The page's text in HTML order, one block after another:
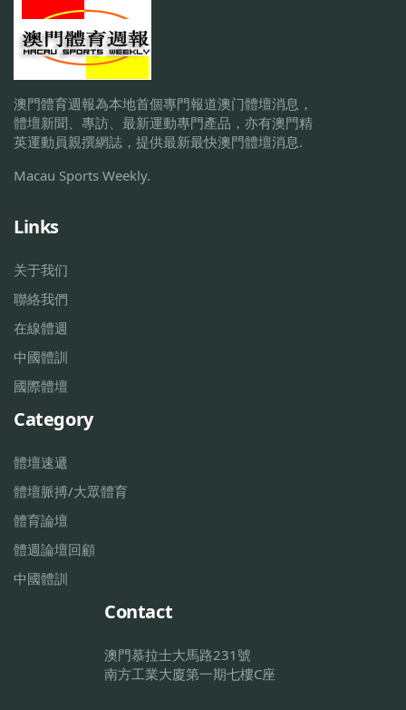
澳門體育週報為本地首個專門報道澳门體壇消息，
體壇新聞、專訪、最新運動專門產品，亦有澳門精
英運動員親撰網誌，提供最新最快澳門體壇消息.
Macau Sports Weekly.
Links
关于我们
聯絡我們
在線體週
中國體訓
國際體壇
Category
體壇速遞
體壇脈搏/大眾體育
體育論壇
體週論壇回顧
中國體訓
Contact
澳門慕拉士大馬路231號
南方工業大廈第一期七樓C座